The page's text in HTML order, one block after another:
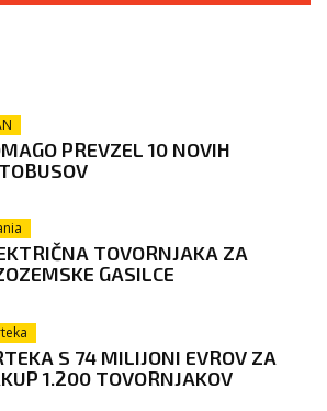
PREVZEL 10 NOVIH
TOVORNJAKA ZA
GASILCE
S 74 MILIJONI EVROV ZA
1.200 TOVORNJAKOV